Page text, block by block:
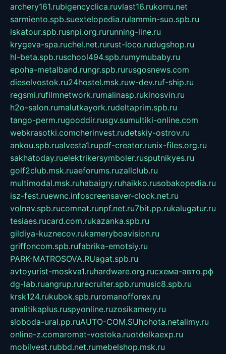
archery161.rubigencyclica.ruvlast16.rukorru.net
sarmiento.spb.suextelopedia.rulammin-suo.spb.ru
iskatour.spb.rusnpi.org.rurunning-line.ru
krygeva-spa.ruchel.net.rurust-loco.rudugshop.ru
hl-beta.spb.ruschool494.spb.rumymubaby.ru
epoha-metalband.rungr.spb.rurusgosnews.com
dieselvostok.ru24hostel.msk.ruw-dev.ruf-ship.ru
regsmi.rufilmnetwork.rumalinasp.rukinosvin.ru
h2o-salon.rumalutkayork.rudeltaprim.spb.ru
tango-perm.rugooddir.rusgv.sumultiki-online.com
webkrasotki.comcherinvest.rudetskiy-ostrov.ru
ankou.spb.rualvesta1.rupdf-creator.runix-files.org.ru
sakhatoday.ruelektrikersymboler.rusputnikyes.ru
golf2club.msk.ruaeforums.ruzallclub.ru
multimodal.msk.ruhabaigry.ruhaikko.rusobakopedia.ru
isz-fest.ruewnc.infoscreensaver-clock.net.ru
volnav.spb.rucomnat.runpf.net.ru7bit.pp.rukalugatur.ru
tesiaes.rucard.com.rukazanka.spb.ru
gildiya-kuznecov.rukameryboavision.ru
griffoncom.spb.rufabrika-emotsiy.ru
PARK-MATROSOVA.RUagat.spb.ru
avtoyurist-moskva1.ruhardware.org.ruсхема-авто.рф
dg-lab.ruangrup.rurecruiter.spb.rumusic8.spb.ru
krsk124.rukubok.spb.ruromanofforex.ru
analitikaplus.ruspyonline.ruzosikamery.ru
sloboda-ural.pp.ruAUTO-COM.SUhohota.netalimy.ru
online-z.comaromat-vostoka.ruotdelkaexp.ru
mobilvest.rubbd.net.rumebelshop.msk.ru